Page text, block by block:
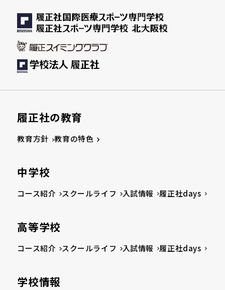
履正社の教育
教育方針 教育の特色
中学校
コース紹介 スクールライフ 入試情報 履正社days
高等学校
コース紹介 スクールライフ 入試情報 履正社days
学校情報